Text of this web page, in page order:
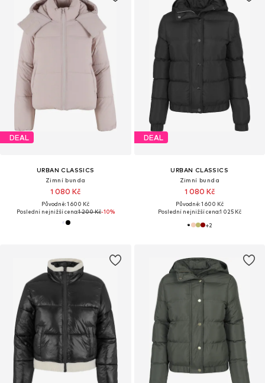
DEAL
URBAN CLASSICS
Zimní bunda
1 080 Kč
Původně: 1 600 Kč
Poslední nejnižší cena:1 200 Kč-10%
DEAL
URBAN CLASSICS
Zimní bunda
1 080 Kč
Původně: 1 600 Kč
Poslední nejnižší cena:1 025 Kč
+2